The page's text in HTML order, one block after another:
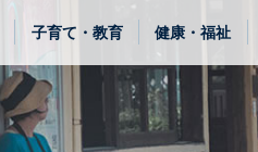
子育て・教育 健康・福祉